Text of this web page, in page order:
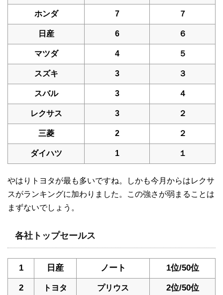
ホンダ 7 ７
日産 6 ６
マツダ 4 ５
スズキ 3 ３
スバル 3 ４
レクサス 3 ２
三菱 2 ２
ダイハツ 1 １
やはりトヨタが最も多いですね。しかも今月からはレクサ
スがランキングに加わりました。この強さが弱まることは
まずないでしょう。
各社トップセールス
1 日産 ノート 1位/50位
2 トヨタ プリウス 2位/50位